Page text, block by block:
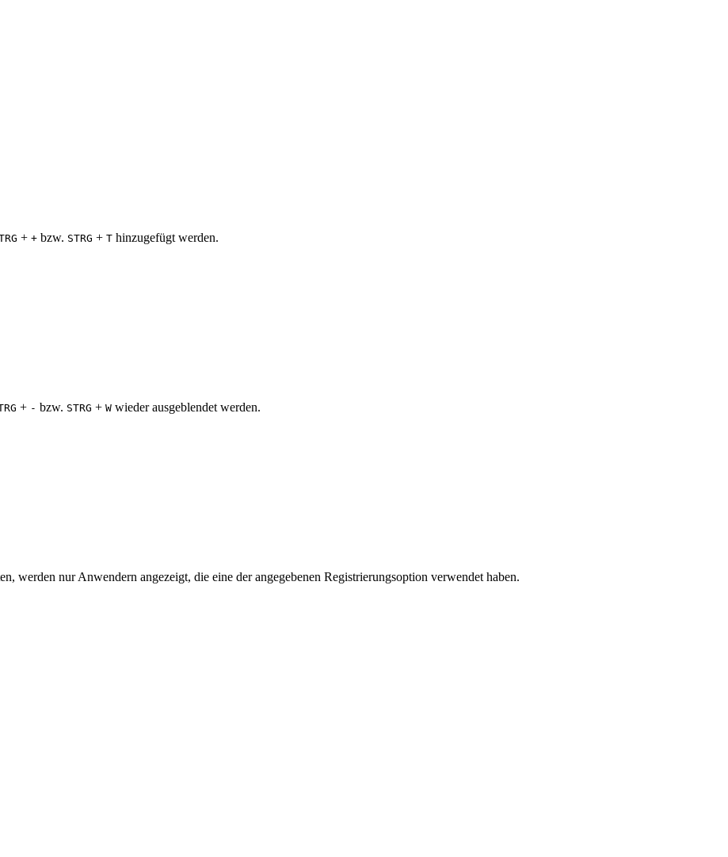
+ + bzw. STRG + T hinzugefügt werden.
+ - bzw. STRG + W wieder ausgeblendet werden.
werden nur Anwendern angezeigt, die eine der angegebenen Registrierungsoption verwendet haben.